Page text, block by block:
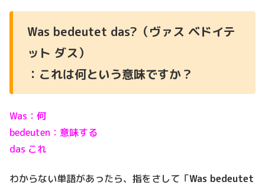
Was bedeutet das?（ヴァス ベドイテ
ット ダス）
：これは何という意味ですか？
Was：何
bedeuten：意味する
das これ
わからない単語があったら、指をさして「Was bedeutet